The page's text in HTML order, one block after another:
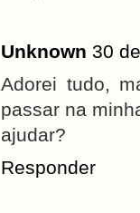
Unknown 30
Adorei tudo,
passar na
ajudar?
Responder